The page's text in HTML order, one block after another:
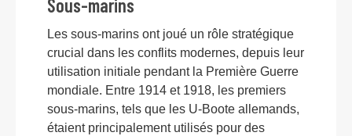
Sous-marins
Les sous-marins ont joué un rôle stratégique
crucial dans les conflits modernes, depuis leur
utilisation initiale pendant la Première Guerre
mondiale. Entre 1914 et 1918, les premiers
sous-marins, tels que les U-Boote allemands,
étaient principalement utilisés pour des